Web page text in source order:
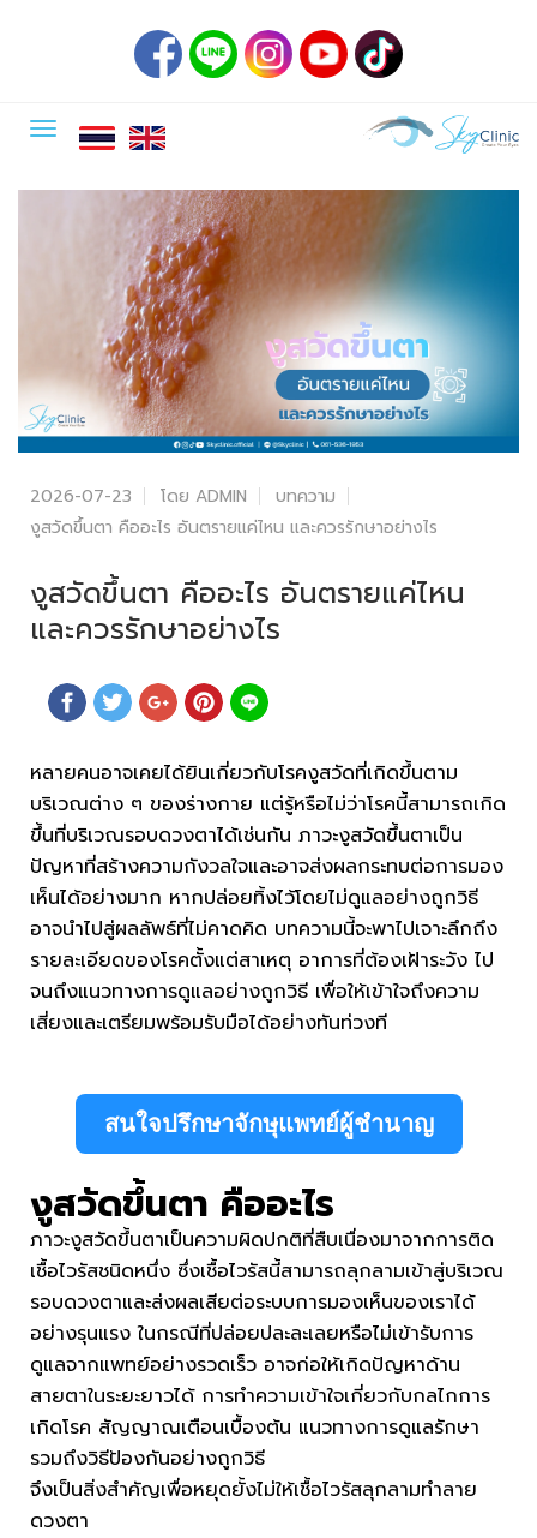
2026-07-23 โดย ADMIN
บทความ
งูสวัดขึ้นตา คืออะไร อันตรายแค่ไหน และควรรักษาอย่างไร
งูสวัดขึ้นตา คืออะไร อันตรายแค่ไหน
และควรรักษาอย่างไร
หลายคนอาจเคยได้ยินเกี่ยวกับโรคงูสวัดที่เกิดขึ้นตาม
บริเวณต่าง ๆ ของร่างกาย แต่รู้หรือไม่ว่าโรคนี้สามารถเกิด
ขึ้นที่บริเวณรอบดวงตาได้เช่นกัน ภาวะงูสวัดขึ้นตาเป็น
ปัญหาที่สร้างความกังวลใจและอาจส่งผลกระทบต่อการมอง
เห็นได้อย่างมาก หากปล่อยทิ้งไว้โดยไม่ดูแลอย่างถูกวิธี
อาจนำไปสู่ผลลัพธ์ที่ไม่คาดคิด บทความนี้จะพาไปเจาะลึกถึง
รายละเอียดของโรคตั้งแต่สาเหตุ อาการที่ต้องเฝ้าระวัง ไป
จนถึงแนวทางการดูแลอย่างถูกวิธี เพื่อให้เข้าใจถึงความ
เสี่ยงและเตรียมพร้อมรับมือได้อย่างทันท่วงที
สนใจปรึกษาจักษุแพทย์ผู้ชำนาญ
งูสวัดขึ้นตา คืออะไร
ภาวะงูสวัดขึ้นตาเป็นความผิดปกติที่สืบเนื่องมาจากการติด
เชื้อไวรัสชนิดหนึ่ง ซึ่งเชื้อไวรัสนี้สามารถลุกลามเข้าสู่บริเวณ
รอบดวงตาและส่งผลเสียต่อระบบการมองเห็นของเราได้
อย่างรุนแรง ในกรณีที่ปล่อยปละละเลยหรือไม่เข้ารับการ
ดูแลจากแพทย์อย่างรวดเร็ว อาจก่อให้เกิดปัญหาด้าน
สายตาในระยะยาวได้ การทำความเข้าใจเกี่ยวกับกลไกการ
เกิดโรค สัญญาณเตือนเบื้องต้น แนวทางการดูแลรักษา
รวมถึงวิธีป้องกันอย่างถูกวิธี
จึงเป็นสิ่งสำคัญเพื่อหยุดยั้งไม่ให้เชื้อไวรัสลุกลามทำลาย
ดวงตา